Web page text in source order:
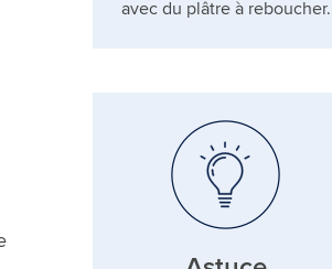
avec du plâtre à reboucher.